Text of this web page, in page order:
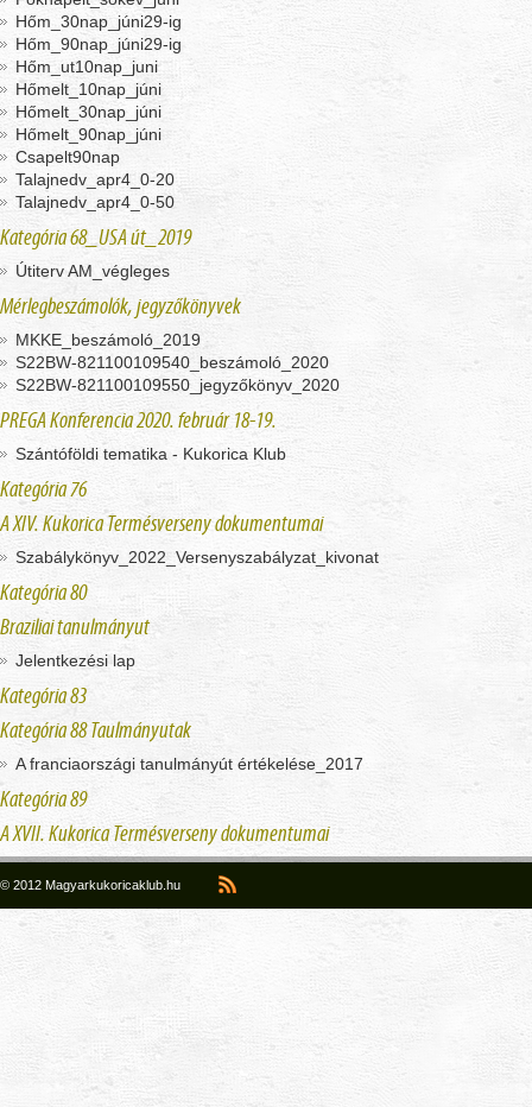
Hőm_30nap_júni29-ig
Hőm_90nap_júni29-ig
Hőm_ut10nap_juni
Hőmelt_10nap_júni
Hőmelt_30nap_júni
Hőmelt_90nap_júni
Csapelt90nap
Talajnedv_apr4_0-20
Talajnedv_apr4_0-50
Kategória 68_USA út_2019
Útiterv AM_végleges
Mérlegbeszámolók, jegyzőkönyvek
MKKE_beszámoló_2019
S22BW-821100109540_beszámoló_2020
S22BW-821100109550_jegyzőkönyv_2020
PREGA Konferencia 2020. február 18-19.
Szántóföldi tematika - Kukorica Klub
Kategória 76
A XIV. Kukorica Termésverseny dokumentumai
Szabálykönyv_2022_Versenyszabályzat_kivonat
Kategória 80
Braziliai tanulmányut
Jelentkezési lap
Kategória 83
Kategória 88 Taulmányutak
A franciaországi tanulmányút értékelése_2017
Kategória 89
A XVII. Kukorica Termésverseny dokumentumai
© 2012 Magyarkukoricaklub.hu